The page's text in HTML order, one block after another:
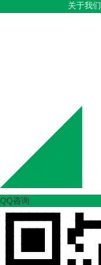
关于我们
QQ咨询